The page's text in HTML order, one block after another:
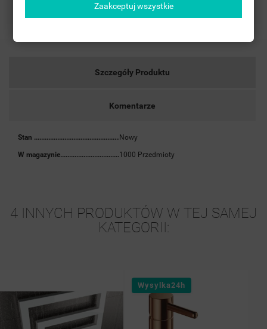
Szczegóły Produktu
Komentarze
Stan Nowy
W magazynie 1000 Przedmioty
4 INNYCH PRODUKTÓW W TEJ SAMEJ
KATEGORII:
Zaakceptuj wszystkie